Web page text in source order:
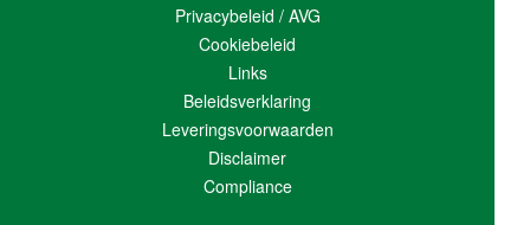
Privacybeleid / AVG
Cookiebeleid
Links
Beleidsverklaring
Leveringsvoorwaarden
Disclaimer
Compliance